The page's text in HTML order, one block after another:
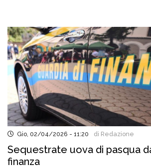
Gio, 02/04/2026 - 11:20 di Redazione
Sequestrate uova di pasqua
finanza